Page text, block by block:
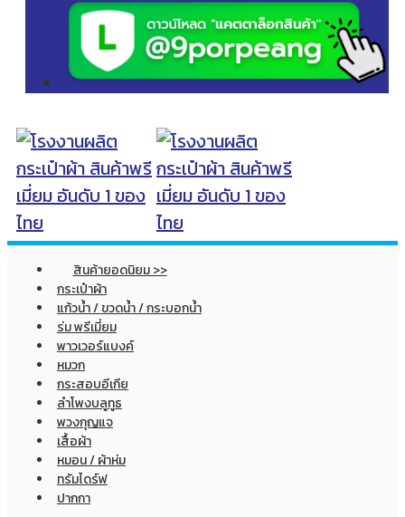
สินค้ายอดนิยม >>
กระเป๋าผ้า
แก้วน้ำ / ขวดน้ำ / กระบอกน้ำ
ร่ม พรีเมี่ยม
พาวเวอร์แบงค์
หมวก
กระสอบอีเกีย
ลำโพงบลูทูธ
พวงกุญแจ
เสื้อผ้า
หมอน / ผ้าห่ม
ทรัมไดร์ฟ
ปากกา